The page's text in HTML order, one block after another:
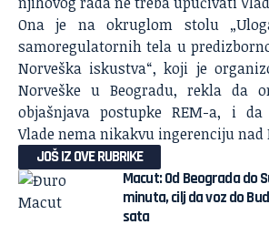
Ona je na okruglom stolu
samoregulatornih tela u
Norveška iskustva“, koji je
Norveške u Beogradu, rekla da
objašnjava postupke REM-a, i da
Vlade nema nikakvu ingerenciju nad
JOŠ IZ OVE RUBRIKE
Macut: Od Beograda do
minuta, cilj da voz do
sata